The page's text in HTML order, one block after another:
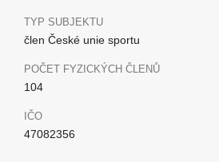
TYP SUBJEKTU
člen České unie sportu
POČET FYZICKÝCH ČLENŮ
104
IČO
47082356